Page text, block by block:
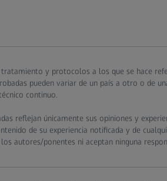
y protocolos a los que se hace
pueden variar de un país a otro o de
continuo.
reflejan únicamente sus opiniones y
de su experiencia notificada y de
autores/ponentes ni aceptan ninguna